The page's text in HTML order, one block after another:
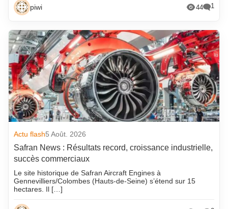
piwi 44 1
Actu flash5 Août. 2026
Safran News : Résultats record, croissance industrielle,
succès commerciaux
Le site historique de Safran Aircraft Engines à
Gennevilliers/Colombes (Hauts-de-Seine) s’étend sur 15
hectares. Il […]